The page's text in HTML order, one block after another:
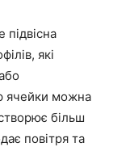
підвісна
які
ячейки можна
більш
повітря та